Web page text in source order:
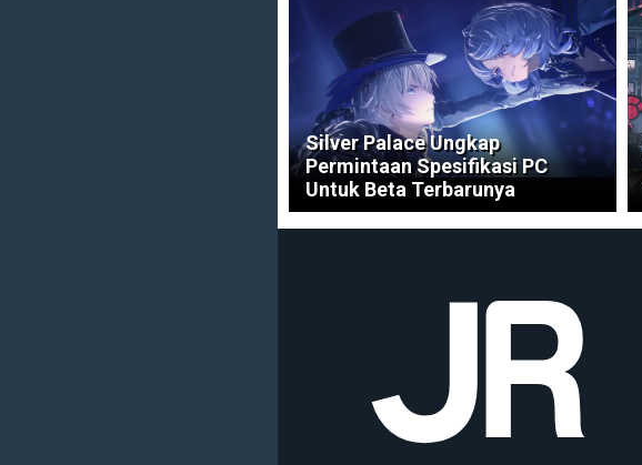
Silver Palace Ungkap
Permintaan Spesifikasi PC
Untuk Beta Terbarunya